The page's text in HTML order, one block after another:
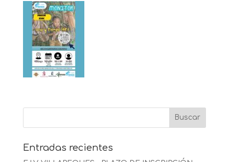
Entradas recientes